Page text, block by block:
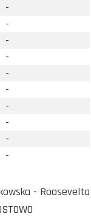
-
-
-
-
-
-
-
-
-
-
-